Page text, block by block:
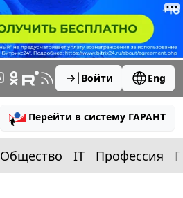
Войти Eng
Перейти в систему ГАРАНТ
Общество IT Профессия